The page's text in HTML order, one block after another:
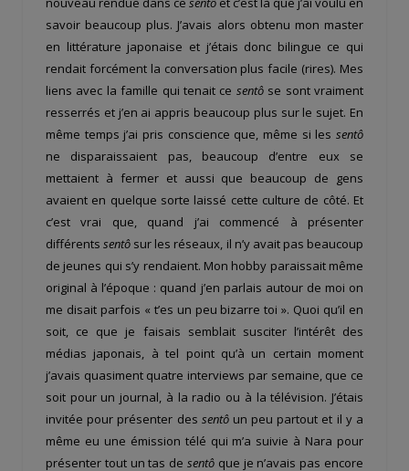
savoir beaucoup plus. J’avais alors obtenu mon master
en littérature japonaise et j’étais donc bilingue ce qui
rendait forcément la conversation plus facile (rires). Mes
liens avec la famille qui tenait ce sentôse sont vraiment
resserrés et j’en ai appris beaucoup plus sur le sujet. En
même temps j’ai pris conscience que, même si les sentô
ne disparaissaient pas, beaucoup d’entre eux se
mettaient à fermer et aussi que beaucoup de gens
avaient en quelque sorte laissé cette culture de côté. Et
c’est vrai que, quand j’ai commencé à présenter
différentssentô sur les réseaux, il n’y avait pas beaucoup
de jeunes qui s’y rendaient. Mon hobby paraissait même
original à l’époque : quand j’en parlais autour de moi on
me disait parfois « t’es un peu bizarre toi ». Quoi qu’il en
soit, ce que je faisais semblait susciter l’intérêt des
médias japonais, à tel point qu’à un certain moment
j’avais quasiment quatre interviews par semaine, que ce
soit pour un journal, à la radio ou à la télévision. J’étais
invitée pour présenter des sentôun peu partout et il y a
même eu une émission télé qui m’a suivie à Nara pour
présenter tout un tas de sentô que je n’avais pas encore